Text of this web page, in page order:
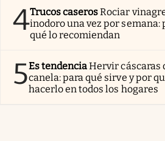
4Trucos caserosRociar
inodoro una vez por semana:
qué lo recomiendan
5Es tendenciaHervir cáscaras
canela: para qué sirve y por
hacerlo en todos los hogares